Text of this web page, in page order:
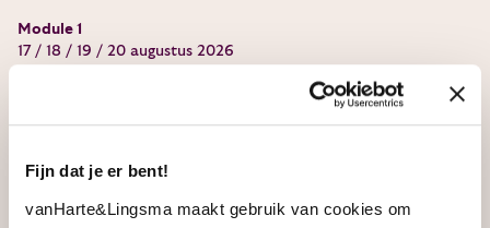
Fijn dat je er bent!
vanHarte&Lingsma maakt gebruik van cookies om
Module 1
17 / 18 / 19 / 20 augustus 2026